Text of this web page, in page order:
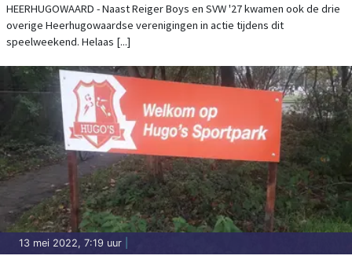
HEERHUGOWAARD - Naast Reiger Boys en SVW '27 kwamen ook de drie
overige Heerhugowaardse verenigingen in actie tijdens dit
speelweekend. Helaas [...]
13 mei 2022, 7:19 uur